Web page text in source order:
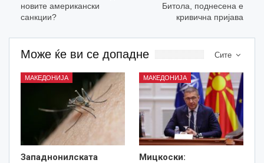
новите американски
санкции?
Битола, поднесена е
кривична пријава
Сите
Може ќе ви се допадне
МАКЕДОНИЈА
Западнонилската
МАКЕДОНИЈА
Мицкоски: